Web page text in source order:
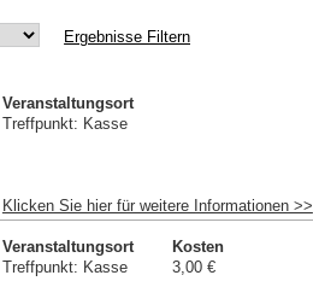
Veranstaltungsort
Treffpunkt: Kasse
Klicken Sie hier für weitere Informationen >>
Veranstaltungsort
Treffpunkt: Kasse
Kosten
3,00 €